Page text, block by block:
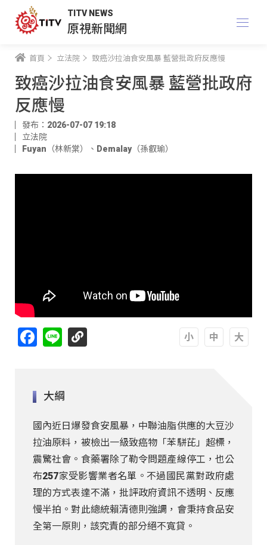
TITV NEWS
原視新聞網
首頁 立法院 致癌沙拉油食安風暴 藍營批政府反應慢
致癌沙拉油食安風暴 藍營批政府
反應慢
發布：2026-07-07 19:18
立法院
Fuyan（林新棠）
、 Demalay（孫叡瑜）
Facebook
Line
大綱
國內近日爆發食安風暴，中聯油脂供應的大豆沙
拉油原料，被檢出一級致癌物「苯駢芘」超標，
震驚社會。食藥署除了勒令問題產線停工，也公
布257家受影響業者名單。不過國民黨對政府處
理的方式表達不滿，批評政府資訊不透明、反應
慢半拍。對此總統賴清德則強調，會秉持食品安
全第一原則，該究責的部分絕不寬貸。